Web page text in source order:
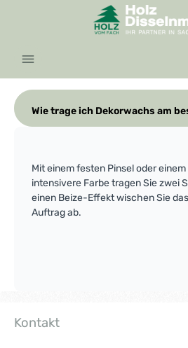
Zum Hauptinhalt springen
Wie trage ich Dekorwachs am
Mit einem festen Pinsel oder
intensivere Farbe tragen Sie zwei
einen Beize-Effekt wischen Sie
Auftrag ab.
Kontakt